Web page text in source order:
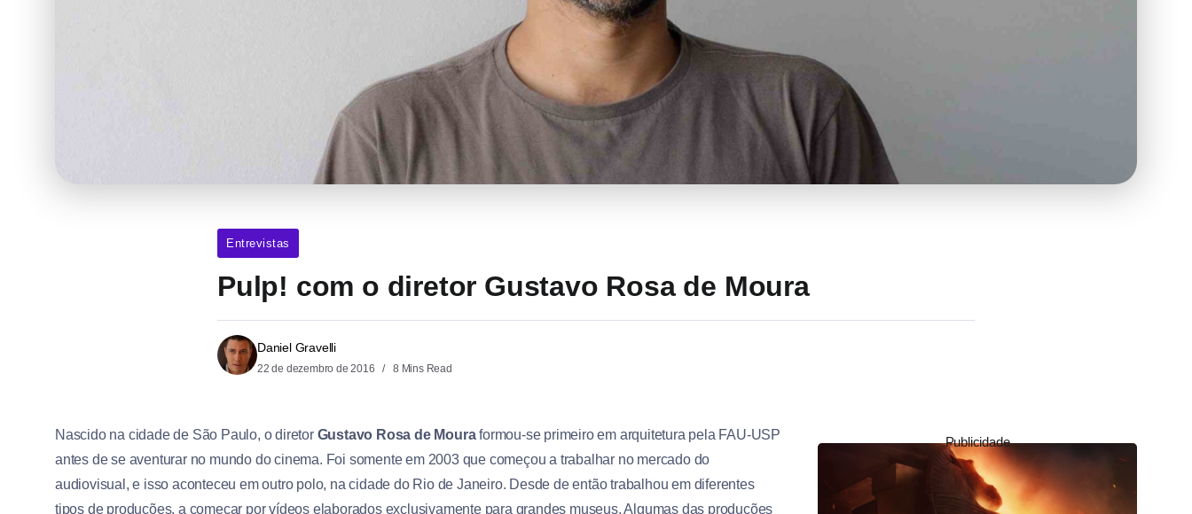
Entrevistas
Pulp! com o diretor Gustavo Rosa de Moura
Daniel Gravelli
22 de dezembro de 2016 8 Mins Read
Nascido na cidade de São Paulo, o diretor Gustavo Rosa de Mouraformou-se primeiro em arquitetura pela FAU-USP
antes de se aventurar no mundo do cinema. Foi somente em 2003 que começou a trabalhar no mercado do
audiovisual, e isso aconteceu em outro polo, na cidade do Rio de Janeiro. Desde de então trabalhou em diferentes
tipos de produções, a começar por vídeos elaborados exclusivamente para grandes museus. Algumas das produções
Publicidade